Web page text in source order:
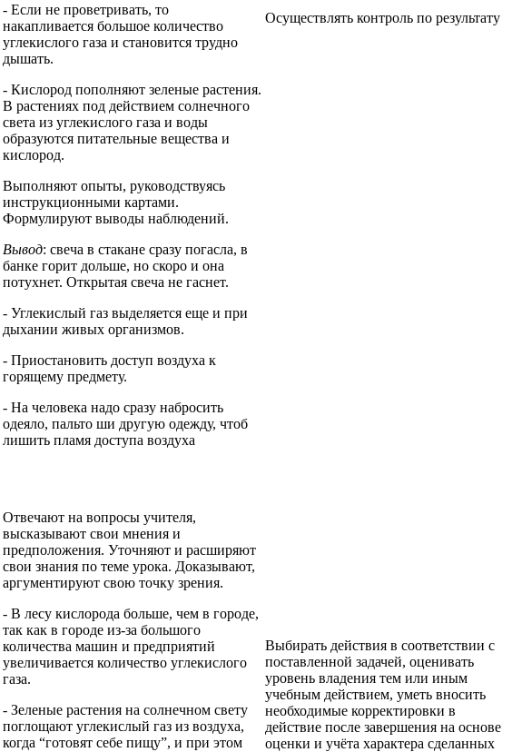
- Если не проветривать, то
накапливается большое количество
углекислого газа и становится трудно
дышать.
- Кислород пополняют зеленые растения.
В растениях под действием солнечного
света из углекислого газа и воды
образуются питательные вещества и
кислород.
Выполняют опыты, руководствуясь
инструкционными картами.
Формулируют выводы наблюдений.
Вывод: свеча в стакане сразу погасла, в
банке горит дольше, но скоро и она
потухнет. Открытая свеча не гаснет.
- Углекислый газ выделяется еще и при
дыхании живых организмов.
- Приостановить доступ воздуха к
горящему предмету.
- На человека надо сразу набросить
одеяло, пальто ши другую одежду, чтоб
лишить пламя доступа воздуха
Осуществлять контроль по результату
Отвечают на вопросы учителя,
высказывают свои мнения и
предположения. Уточняют и расширяют
свои знания по теме урока. Доказывают,
аргументируют свою точку зрения.
- В лесу кислорода больше, чем в городе,
так как в городе из-за большого
количества машин и предприятий
увеличивается количество углекислого
газа.
- Зеленые растения на солнечном свету
поглощают углекислый газ из воздуха,
когда “готовят себе пищу”, и при этом
Выбирать действия в соответствии с
поставленной задачей, оценивать
уровень владения тем или иным
учебным действием, уметь вносить
необходимые корректировки в
действие после завершения на основе
оценки и учёта характера сделанных